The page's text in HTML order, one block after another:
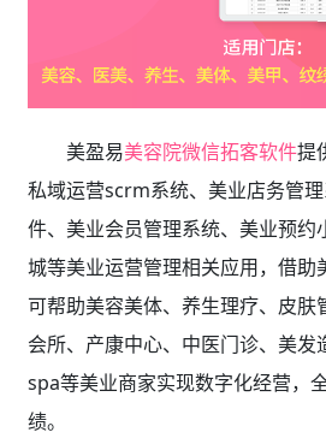
美盈易美容院微信拓客软件提
私域运营scrm系统、 美业店务管
件、美业会员管理系统、美业预约
城等美业运营管理相关应用，借助
可帮助美容美体、养生理疗、皮肤
会所、产康中心、中医门诊、美发
spa等美业商家实现数字化经营，
绩。